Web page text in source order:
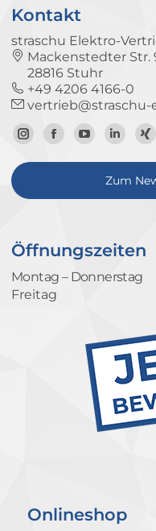
Kontakt
straschu Elektro-
Mackenstedter Str.
28816 Stuhr
+49 4206 4166-0
vertrieb@straschu-
Zum
Instagram-
Zur
Facebook-
Zum
YouTube-
Kanal
Zum
Profil
Zum
Öffnungszeiten
Montag – Donnerstag
Freitag
Onlineshop